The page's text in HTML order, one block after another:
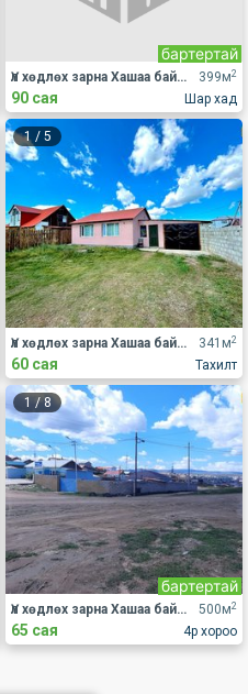
бартертай
399м2
Шар хад
Үл хөдлөх зарна Хашаа байшин
90 сая
1 / 5
341м2
Тахилт
Үл хөдлөх зарна Хашаа байшин
60 сая
1 /8
бартертай
500м2
4р хороо
Үл хөдлөх зарна Хашаа байшин
65 сая